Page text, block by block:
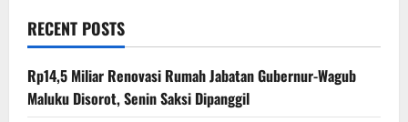
RECENT POSTS
Rp14,5 Miliar Renovasi Rumah Jabatan Gubernur-Wagub
Maluku Disorot, Senin Saksi Dipanggil